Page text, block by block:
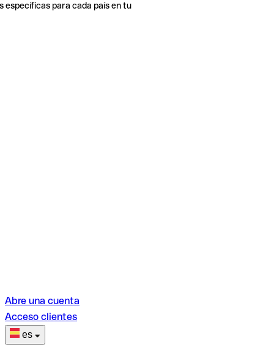
específicas para cada país en tu
Abre una cuenta
Acceso clientes
es